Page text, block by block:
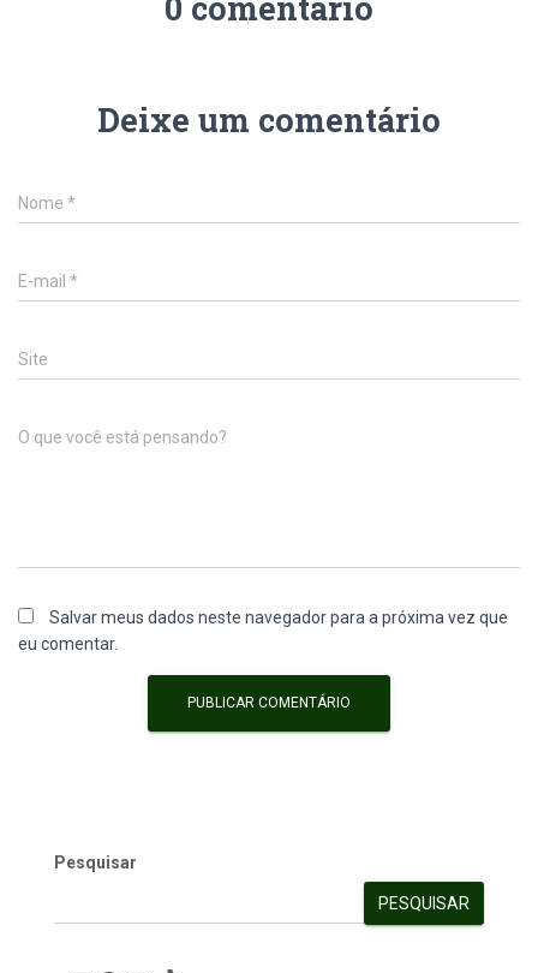
Deixe um comentário
Nome *
E-mail *
Site
O que você está pensando?
Salvar meus dados neste navegador para a próxima vez que
eu comentar.
Pesquisar
PESQUISAR